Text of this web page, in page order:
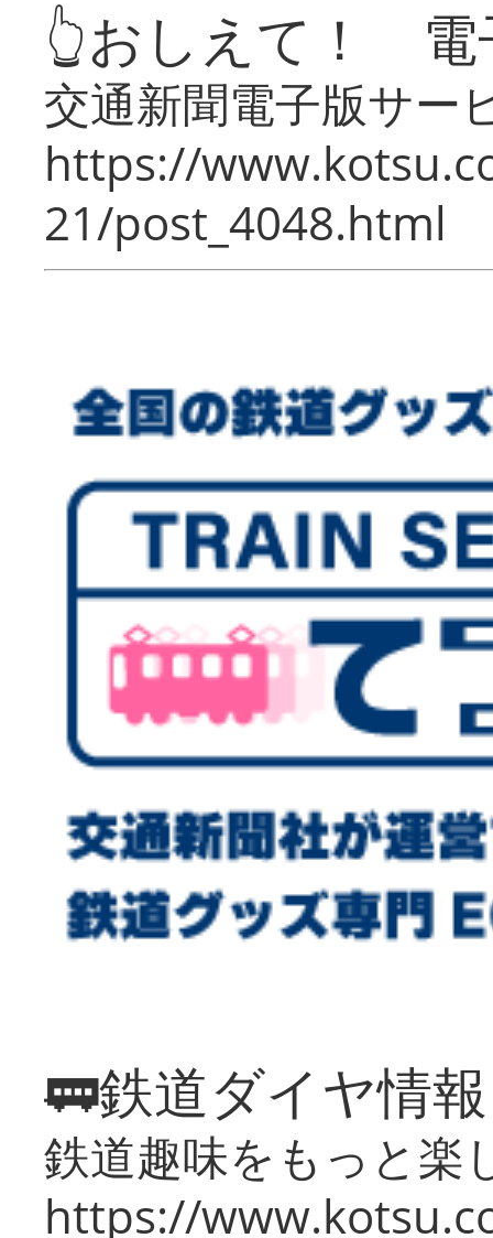
👆おしえて！ 電
交通新聞電子版サー
https://
21/post_4048.html
🚃鉄道ダイヤ情
鉄道趣味をもっと楽
https://